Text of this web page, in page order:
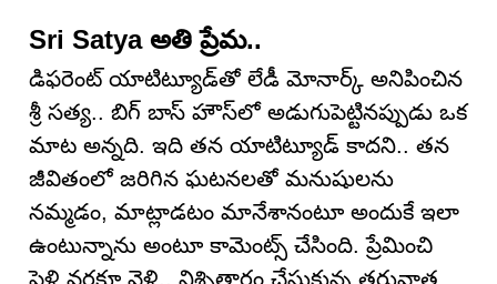
Sri Satya అతి ప్రేమ‌..
డిఫరెంట్ యాటిట్యూడ్‌తో లేడీ మోనార్క్ అనిపించిన‌
శ్రీ సత్య.. బిగ్ బాస్ హౌస్‌లో అడుగుపెట్టినప్పుడు ఒక
మాట అన్నది. ఇది తన యాటిట్యూడ్ కాదని.. తన
జీవితంలో జరిగిన ఘటనలతో మనుషులను
నమ్మడం, మాట్లాడటం మానేశానంటూ అందుకే ఇలా
ఉంటున్నాను అంటూ కామెంట్స్ చేసింది. ప్రేమించి
పెళ్లి వరకూ వెళ్లి.. నిశ్చితార్ధం చేసుకున్న తరువాత